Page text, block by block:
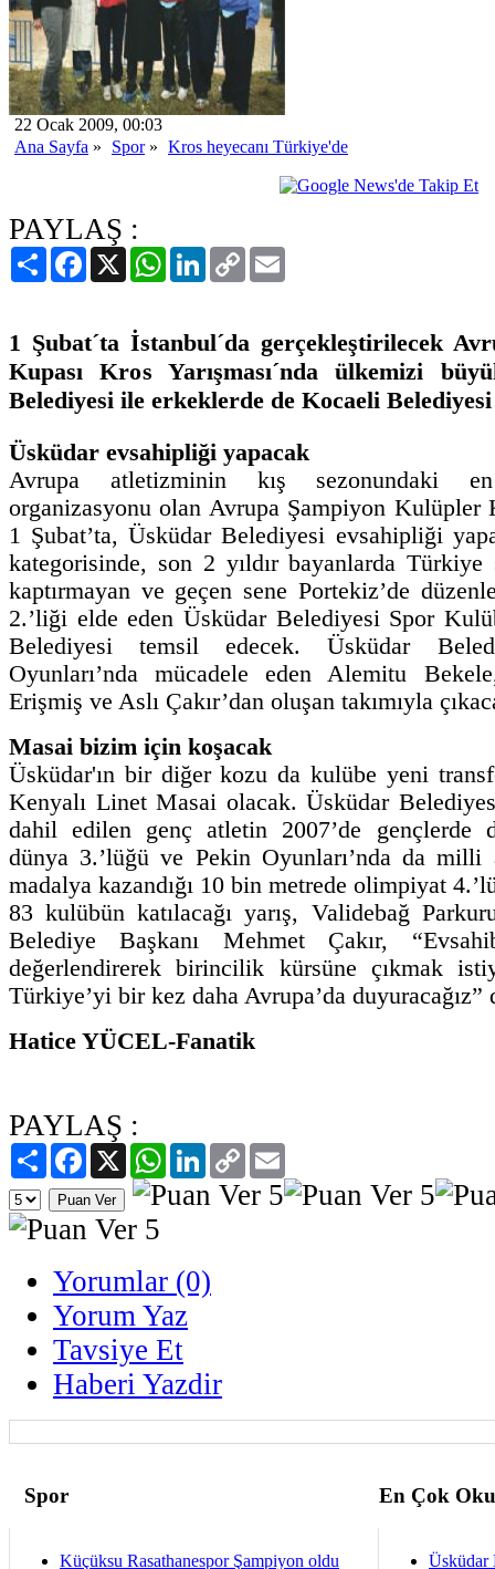
22 Ocak 2009, 00:03
Ana Sayfa » Spor» Kros heyecanı Türkiye'de
PAYLAŞ :
PaylaşFacebook
X WhatsAppLinkedIn
Copy
Link
1 Şubat´ta İstanbul´da gerçekleştirilecek
Kupası Kros Yarışması´nda ülkemizi
Belediyesi ile erkeklerde de Kocaeli
Üsküdar evsahipliği yapacak
Avrupa atletizminin kış sezonundaki
organizasyonu olan Avrupa Şampiyon Kulüpler
1 Şubat’ta, Üsküdar Belediyesi evsahipliği
kategorisinde, son 2 yıldır bayanlarda
kaptırmayan ve geçen sene Portekiz’de
2.’liği elde eden Üsküdar Belediyesi Spor
Belediyesi temsil edecek. Üsküdar
Oyunları’nda mücadele eden Alemitu
Erişmiş ve Aslı Çakır’dan oluşan takımıyla
Masai bizim için koşacak
Üsküdar'ın bir diğer kozu da kulübe yeni
Kenyalı Linet Masai olacak. Üsküdar
dahil edilen genç atletin 2007’de gençlerde
dünya 3.’lüğü ve Pekin Oyunları’nda da milli
madalya kazandığı 10 bin metrede olimpiyat
83 kulübün katılacağı yarış, Validebağ
Belediye Başkanı Mehmet Çakır,
değerlendirerek birincilik kürsüne çıkmak
Türkiye’yi bir kez daha Avrupa’da duyuracağız”
Hatice YÜCEL-Fanatik
PAYLAŞ :
PaylaşFacebook
X WhatsAppLinkedIn
Copy
Link
Yorumlar (0)
Yorum Yaz
Tavsiye Et
Haberi Yazdir
Spor En Çok
Küçüksu Rasathanespor Şampiyon oldu Üsküdar